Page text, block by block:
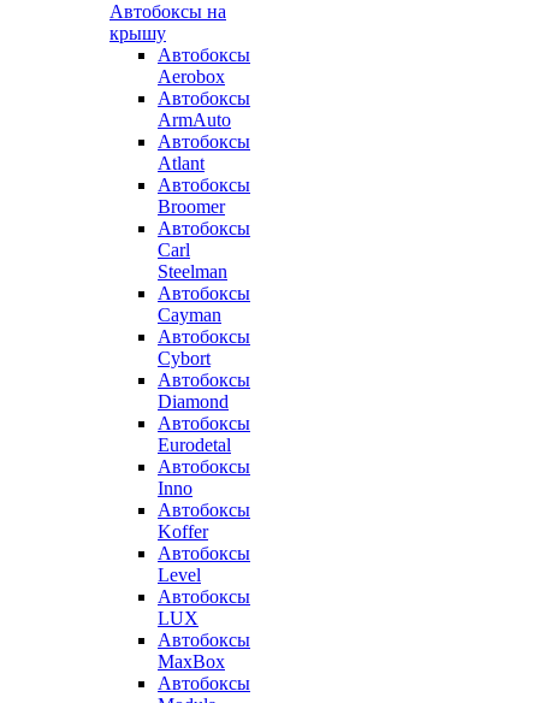
Автобоксы на
крышу
Автобоксы
Aerobox
Автобоксы
ArmAuto
Автобоксы
Atlant
Автобоксы
Broomer
Автобоксы
Carl
Steelman
Автобоксы
Cayman
Автобоксы
Cybort
Автобоксы
Diamond
Автобоксы
Eurodetal
Автобоксы
Inno
Автобоксы
Koffer
Автобоксы
Level
Автобоксы
LUX
Автобоксы
MaxBox
Автобоксы